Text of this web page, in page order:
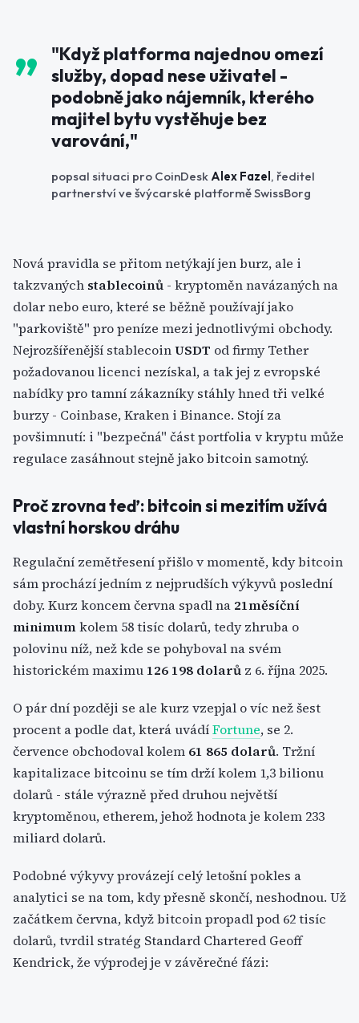
"Když platforma najednou omezí
služby, dopad nese uživatel -
podobně jako nájemník, kterého
majitel bytu vystěhuje bez
varování,"
popsal situaci pro CoinDesk Alex Fazel, ředitel
partnerství ve švýcarské platformě SwissBorg
Nová pravidla se přitom netýkají jen burz, ale i
takzvaných stablecoinů - kryptoměn navázaných na
dolar nebo euro, které se běžně používají jako
"parkoviště" pro peníze mezi jednotlivými obchody.
Nejrozšířenější stablecoinUSDT od firmy Tether
požadovanou licenci nezískal, a tak jej z evropské
nabídky pro tamní zákazníky stáhly hned tři velké
burzy - Coinbase, Kraken i Binance. Stojí za
povšimnutí: i "bezpečná" část portfolia v kryptu může
regulace zasáhnout stejně jako bitcoin samotný.
Proč zrovna teď: bitcoin si mezitím užívá
vlastní horskou dráhu
Regulační zemětřesení přišlo v momentě, kdy bitcoin
sám prochází jedním z nejprudších výkyvů poslední
doby. Kurz koncem června spadl na 21měsíční
minimumkolem 58 tisíc dolarů, tedy zhruba o
polovinu níž, než kde se pohyboval na svém
historickém maximu 126 198 dolarů z 6. října 2025.
O pár dní později se ale kurz vzepjal o víc než šest
procent a podle dat, která uvádíFortune, se 2.
července obchodoval kolem 61 865 dolarů. Tržní
kapitalizace bitcoinu se tím drží kolem 1,3 bilionu
dolarů - stále výrazně před druhou největší
kryptoměnou, etherem, jehož hodnota je kolem 233
miliard dolarů.
Podobné výkyvy provázejí celý letošní pokles a
analytici se na tom, kdy přesně skončí, neshodnou. Už
začátkem června, když bitcoin propadl pod 62 tisíc
dolarů, tvrdil stratég Standard Chartered Geoff
Kendrick, že výprodej je v závěrečné fázi: